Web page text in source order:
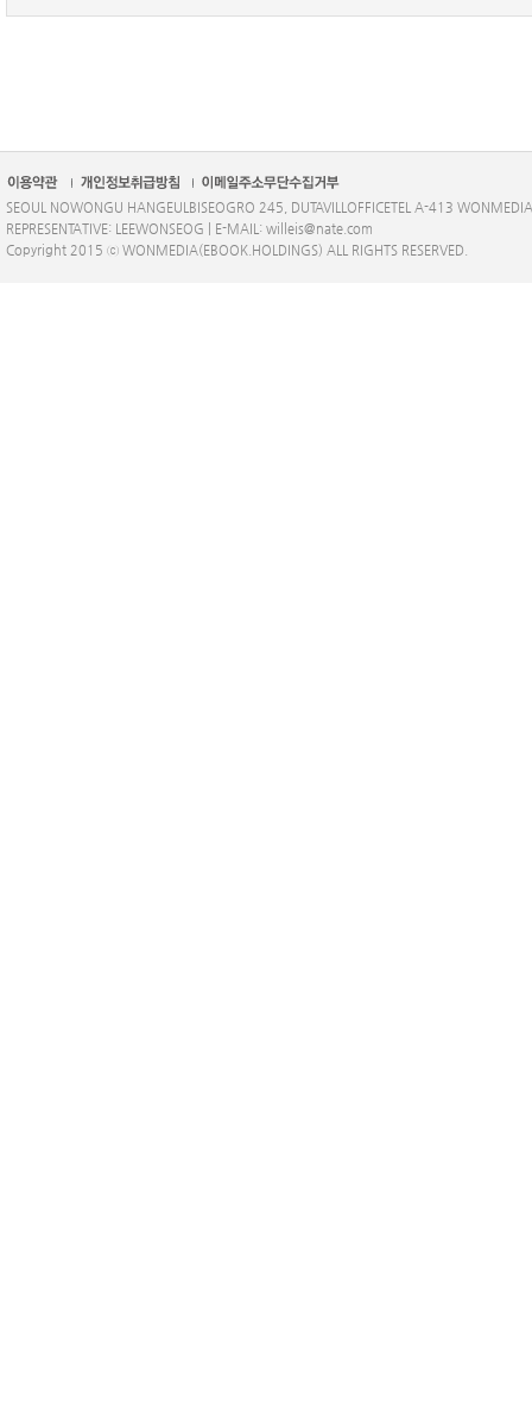
SEOUL NOWONGU HANGEULBISEOGRO 245, DUTAVILLOFFICETEL A-413 WONMEDIA
REPRESENTATIVE: LEEWONSEOG | E-MAIL: willeis@nate.com
Copyright 2015 ⓒ WONMEDIA(EBOOK.HOLDINGS) ALL RIGHTS RESERVED.